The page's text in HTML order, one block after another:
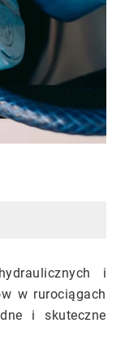
i
w rurociągach
i skuteczne